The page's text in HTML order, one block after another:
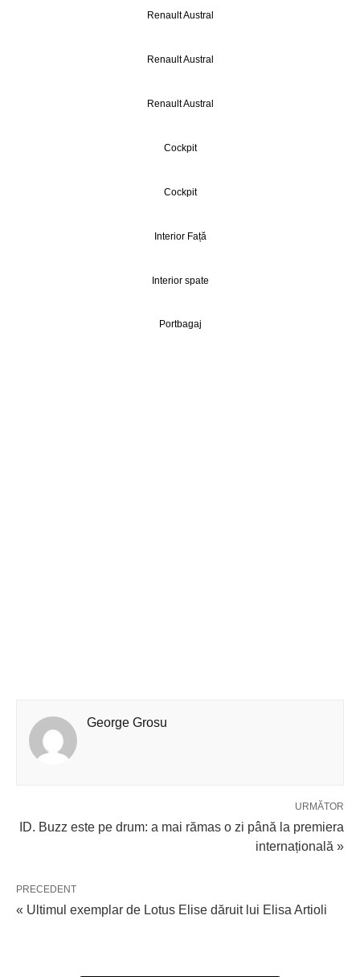
Renault Austral
Renault Austral
Renault Austral
Cockpit
Cockpit
Interior Față
Interior spate
Portbagaj
George Grosu
URMĂTOR
ID. Buzz este pe drum: a mai rămas o zi până la premiera
internațională »
PRECEDENT
« Ultimul exemplar de Lotus Elise dăruit lui Elisa Artioli